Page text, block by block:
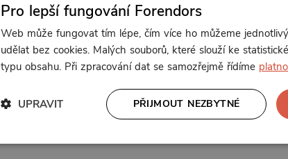
Od 142 Kč měsíčně nebo 50 Kč
Zřídit předplatné
Pro lepší fungování Forendors
Web může fungovat tím lépe, čím více ho můžeme
udělat bez cookies. Malých souborů, které slouží ke
typu obsahu. Při zpracování dat se samozřejmě řídíme
PŘIJMOUT NEZBYTNÉ
UPRAVIT